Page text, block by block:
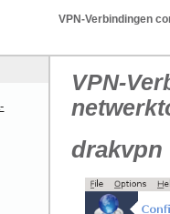
VPN-Verbindingen
VPN-
drakvpn